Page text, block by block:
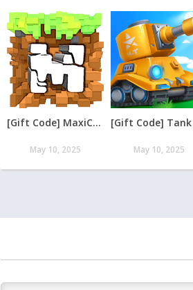
[Gift Code] MaxiCraft Adventure Time mới nhất 08/2026
May 10, 2025 May 10, 2025